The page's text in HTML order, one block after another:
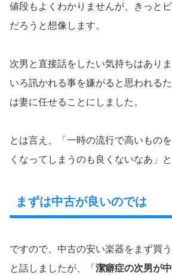
値段もよくわかりませんが、きっと
だろうと想像します。
次男と直接話をしたい気持ちはあり
いろ訊かれる事を嫌がると思われる
は妻に任せることにしました。
とは言え、「一時の流行で高いもの
くなってしまうのも良くないなあ」
まずは中古が良いのでは
ですので、中古の安い楽器をまず買
と話しましたが、「 潔癖症の次男が